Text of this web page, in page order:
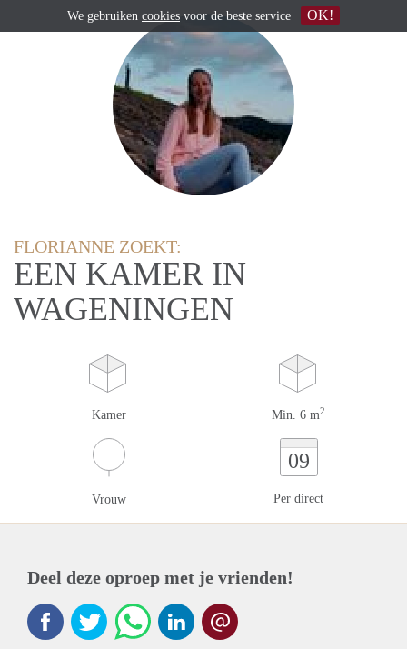
FLORIANNE ZOEKT:
EEN KAMER IN
WAGENINGEN
Kamer Min. 6 m2
Vrouw
09
Per direct
Deel deze oproep met je vrienden!
We gebruiken cookies voor de beste service OK!